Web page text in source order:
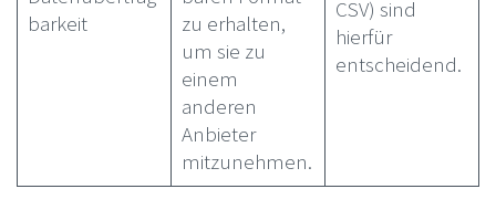
barkeit
zu erhalten,
um sie zu
einem
anderen
Anbieter
mitzunehmen.
CSV) sind
hierfür
entscheidend.